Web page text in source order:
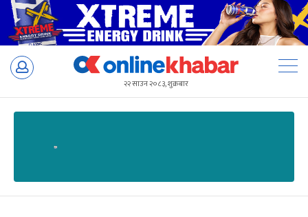
Skip
२२ साउन २०८३, शुक्रबार